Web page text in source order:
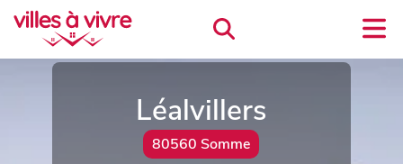
Léalvillers
80560 Somme